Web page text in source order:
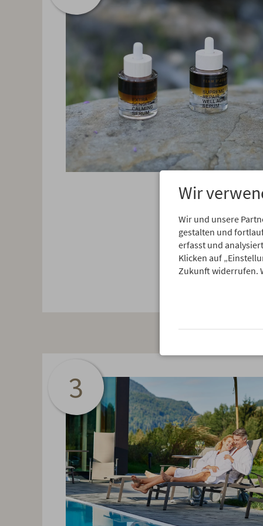
3
Wir
Wir und unsere
gestalten und
erfasst und
Klicken auf
Zukunft widerrufen.